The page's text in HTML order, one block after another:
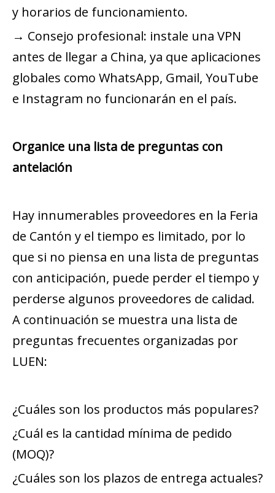
y horarios de funcionamiento.
→ Consejo profesional: instale una VPN
antes de llegar a China, ya que aplicaciones
globales como WhatsApp, Gmail, YouTube
e Instagram no funcionarán en el país.
Organice una lista de preguntas con
antelación
Hay innumerables proveedores en la Feria
de Cantón y el tiempo es limitado, por lo
que si no piensa en una lista de preguntas
con anticipación, puede perder el tiempo y
perderse algunos proveedores de calidad.
A continuación se muestra una lista de
preguntas frecuentes organizadas por
LUEN:
¿Cuáles son los productos más populares?
¿Cuál es la cantidad mínima de pedido
(MOQ)?
¿Cuáles son los plazos de entrega actuales?